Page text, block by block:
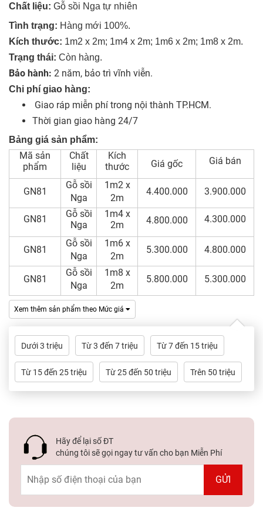
Chất liệu: Gỗ sồi Nga tự nhiên
Tình trạng: Hàng mới 100%.
Kích thước: 1m2 x 2m; 1m4 x 2m; 1m6 x 2m; 1m8 x 2m.
Trạng thái: Còn hàng.
Bảo hành: 2 năm, bảo trì vĩnh viễn.
Chi phí giao hàng:
Giao ráp miễn phí trong nội thành TP.HCM.
Thời gian giao hàng 24/7
Bảng giá sản phẩm:
Mã sản
phẩm
Chất
liệu
Kích
thước
Giá gốc Giá bán
GN81
Gỗ sồi
Nga
1m2 x
2m
4.400.000 3.900.000
GN81
Gỗ sồi
Nga
1m4 x
2m
4.800.000 4.300.000
GN81
Gỗ sồi
Nga
1m6 x
2m
5.300.000 4.800.000
GN81
Gỗ sồi
Nga
1m8 x
2m
5.800.000 5.300.000
Xem thêm sản phẩm theo Mức giá
Dưới 3 triệu Từ 3 đến 7 triệu Từ 7 đến 15 triệu
Từ 15 đến 25 triệu Từ 25 đến 50 triệu Trên 50 triệu
Hãy để lại số ĐT
chúng tôi sẽ gọi ngay tư vấn cho bạn Miễn Phí